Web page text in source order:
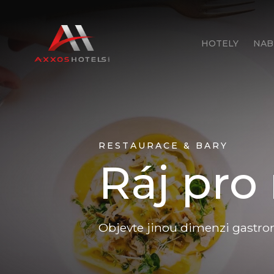
HOTELY
RESTAURACE & BARY
Ráj
Objevte jinou dimenzi